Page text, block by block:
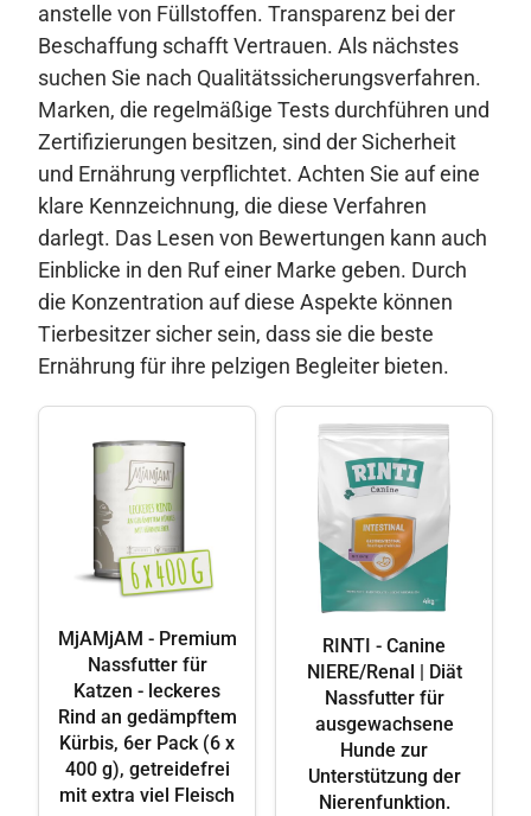
anstelle von Füllstoffen. Transparenz bei der
Beschaffung schafft Vertrauen. Als nächstes
suchen Sie nach Qualitätssicherungsverfahren.
Marken, die regelmäßige Tests durchführen und
Zertifizierungen besitzen, sind der Sicherheit
und Ernährung verpflichtet. Achten Sie auf eine
klare Kennzeichnung, die diese Verfahren
darlegt. Das Lesen von Bewertungen kann auch
Einblicke in den Ruf einer Marke geben. Durch
die Konzentration auf diese Aspekte können
Tierbesitzer sicher sein, dass sie die beste
Ernährung für ihre pelzigen Begleiter bieten.
MjAMjAM - Premium
Nassfutter für
Katzen - leckeres
Rind an gedämpftem
Kürbis, 6er Pack (6 x
400 g), getreidefrei
mit extra viel Fleisch
RINTI - Canine
NIERE/Renal | Diät
Nassfutter für
ausgewachsene
Hunde zur
Unterstützung der
Nierenfunktion.